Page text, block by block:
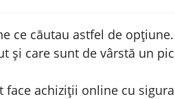
ce căutau astfel de
și care sunt de vârstă un
face achiziții online cu